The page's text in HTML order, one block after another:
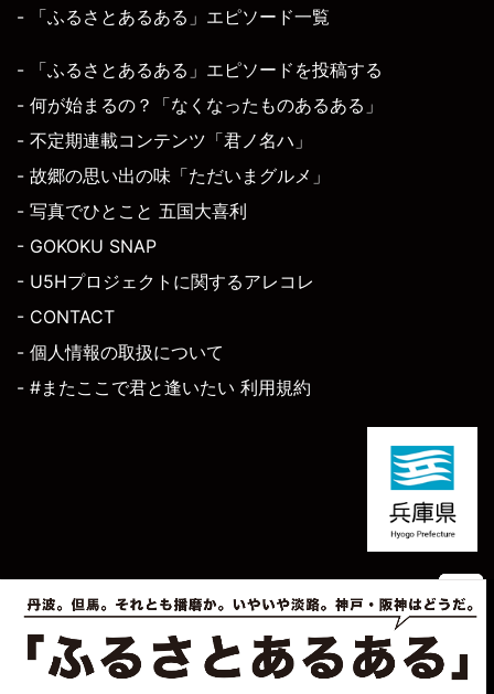
- 「ふるさとあるある」エピソード一覧
- 「ふるさとあるある」エピソードを投稿する
- 何が始まるの？「なくなったものあるある」
- 不定期連載コンテンツ「君ノ名ハ」
- 故郷の思い出の味「ただいまグルメ」
- 写真でひとこと 五国大喜利
- GOKOKU SNAP
- U5Hプロジェクトに関するアレコレ
- CONTACT
- 個人情報の取扱について
- #またここで君と逢いたい 利用規約